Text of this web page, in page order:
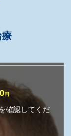
円
確認してくだ